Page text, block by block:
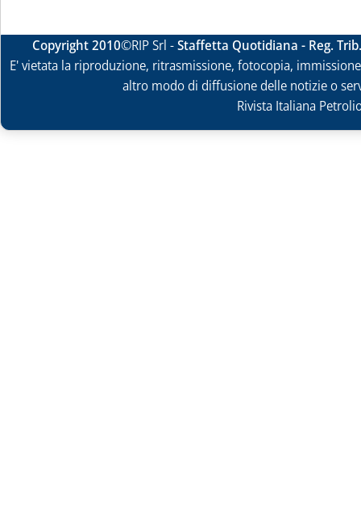
Copyright 2010©RIP Srl -Staffetta Quotidiana - Reg.
E' vietata la riproduzione, ritrasmissione, fotocopia,
altro modo di diffusione delle notizie o
Rivista Italiana